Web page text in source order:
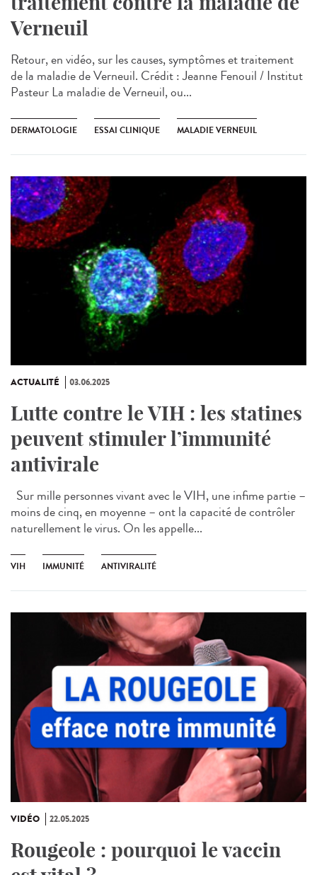
Verneuil
Retour, en vidéo, sur les causes, symptômes et traitement
de la maladie de Verneuil. Crédit : Jeanne Fenouil / Institut
Pasteur La maladie de Verneuil, ou...
DERMATOLOGIE ESSAI CLINIQUE MALADIE VERNEUIL
ACTUALITÉ 03.06.2025
Lutte contre le VIH : les statines
peuvent stimuler l’immunité
antivirale
Sur mille personnes vivant avec le VIH, une infime partie –
moins de cinq, en moyenne – ont la capacité de contrôler
naturellement le virus. On les appelle...
VIH IMMUNITÉ ANTIVIRALITÉ
VIDÉO 22.05.2025
Rougeole : pourquoi le vaccin